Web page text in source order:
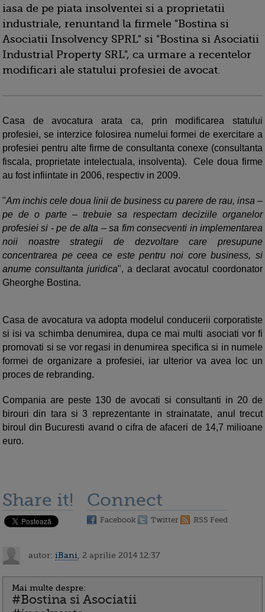
iasa de pe piata insolventei si a proprietatii
industriale, renuntand la firmele "Bostina si
Asociatii Insolvency SPRL" si "Bostina si Asociatii
Industrial Property SRL", ca urmare a recentelor
modificari ale statului profesiei de avocat.
Casa de avocatura arata ca, prin modificarea statului
profesiei, se interzice folosirea numelui formei de exercitare a
profesiei pentru alte firme de consultanta conexe (consultanta
fiscala, proprietate intelectuala, insolventa). Cele doua firme
au fost infiintate in 2006, respectiv in 2009.
"Am inchis cele doua linii de business cu parere de rau, insa –
pe de o parte – trebuie sa respectam deciziile organelor
profesiei si - pe de alta – sa fim consecventi in implementarea
noii noastre strategii de dezvoltare care presupune
concentrarea pe ceea ce este pentru noi core business, si
anume consultanta juridica", a declarat avocatul coordonator
Gheorghe Bostina.
Casa de avocatura va adopta modelul conducerii corporatiste
si isi va schimba denumirea, dupa ce mai multi asociati vor fi
promovati si se vor regasi in denumirea specifica si in numele
formei de organizare a profesiei, iar ulterior va avea loc un
proces de rebranding.
Compania are peste 130 de avocati si consultanti in 20 de
birouri din tara si 3 reprezentante in strainatate, anul trecut
biroul din Bucuresti avand o cifra de afaceri de 14,7 milioane
euro.
Share it! Connect
Facebook Twitter RSS Feed
autor: iBani , 2 aprilie 2014 12:37
Mai multe despre:
#Bostina si Asociatii